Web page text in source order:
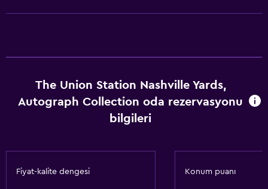
Evcil hayvan istek üzerine kabul edilir. Ek ücret talep
Asansör
Asansörle erişilebilir
Engelli tuvalet tutamağı
The Union Station Nashville Yards,
Autograph Collection oda rezervasyonu
bilgileri
Fiyat-kalite dengesi Konum puanı